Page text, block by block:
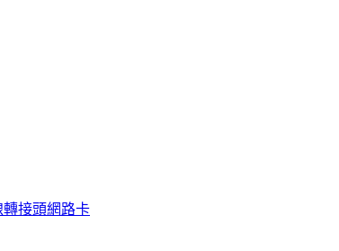
轉接頭網路卡